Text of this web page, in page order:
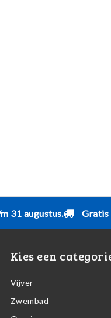
31 augustus. Gratis
Kies een
Vijver
Zwembad